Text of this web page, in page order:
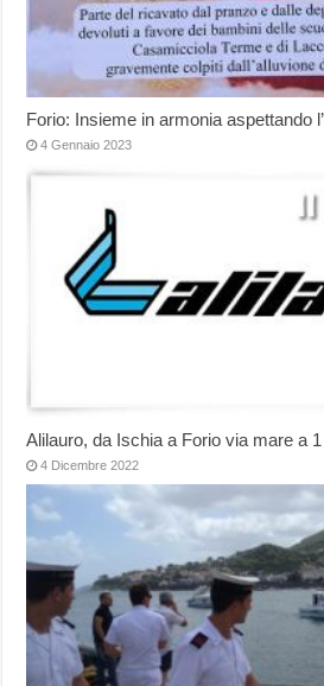
Forio: Insieme in armonia aspettando
4 Gennaio 2023
Alilauro, da Ischia a Forio via mare a
4 Dicembre 2022